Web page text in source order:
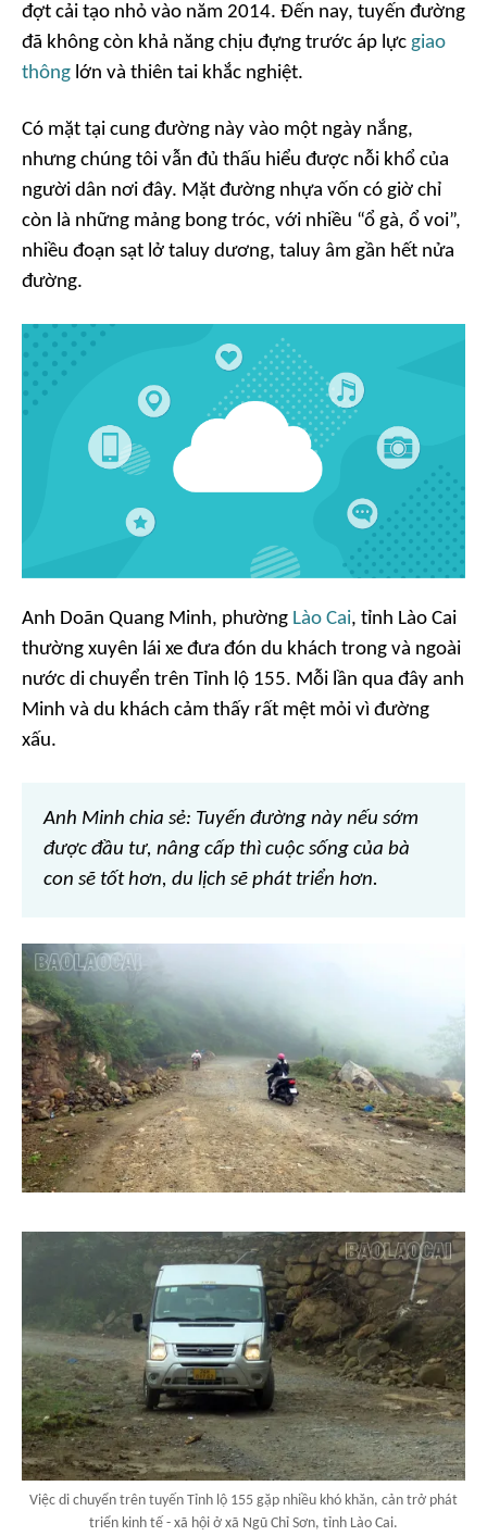
đợt cải tạo nhỏ vào năm 2014. Đến nay, tuyến đường
đã không còn khả năng chịu đựng trước áp lực giao
thông lớn và thiên tai khắc nghiệt.
Có mặt tại cung đường này vào một ngày nắng,
nhưng chúng tôi vẫn đủ thấu hiểu được nỗi khổ của
người dân nơi đây. Mặt đường nhựa vốn có giờ chỉ
còn là những mảng bong tróc, với nhiều “ổ gà, ổ voi”,
nhiều đoạn sạt lở taluy dương, taluy âm gần hết nửa
đường.
Anh Doãn Quang Minh, phường Lào Cai, tỉnh Lào Cai
thường xuyên lái xe đưa đón du khách trong và ngoài
nước di chuyển trên Tỉnh lộ 155. Mỗi lần qua đây anh
Minh và du khách cảm thấy rất mệt mỏi vì đường
xấu.
Anh Minh chia sẻ: Tuyến đường này nếu sớm
được đầu tư, nâng cấp thì cuộc sống của bà
con sẽ tốt hơn, du lịch sẽ phát triển hơn.
Việc di chuyển trên tuyến Tỉnh lộ 155 gặp nhiều khó khăn, cản trở phát
triển kinh tế - xã hội ở xã Ngũ Chỉ Sơn, tỉnh Lào Cai.